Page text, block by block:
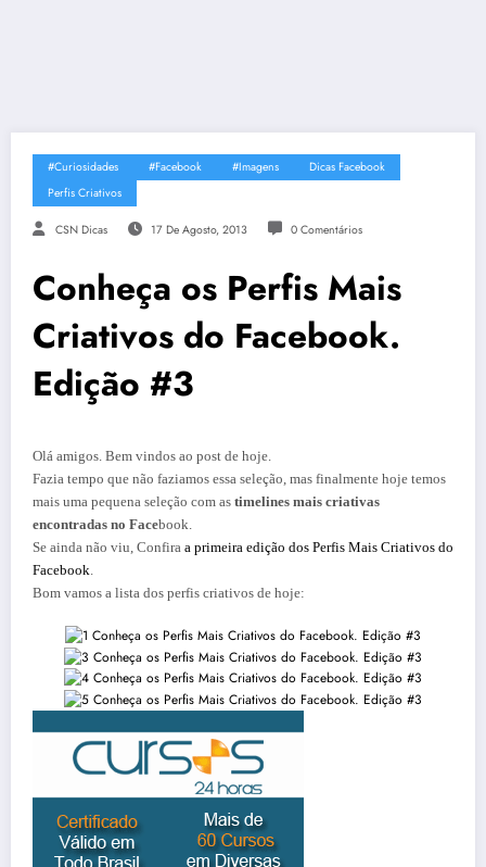
#Curiosidades #Facebook #Imagens
Dicas Facebook
Perfis Criativos
CSN Dicas 17 De Agosto, 2013 0 Comentários
Conheça os Perfis Mais
Criativos do Facebook.
Edição #3
Olá amigos. Bem vindos ao post de hoje.
Fazia tempo que não faziamos essa seleção, mas finalmente hoje temos
mais uma pequena seleção com as timelines mais criativas
encontradas no Facebook.
Se ainda não viu, Confira a primeira edição dos Perfis Mais Criativos do
Facebook.
Bom vamos a lista dos perfis criativos de hoje: